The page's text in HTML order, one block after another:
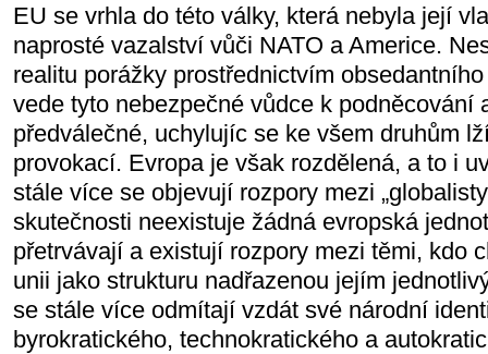
EU se vrhla do této války, která nebyla její
naprosté vazalství vůči NATO a Americe.
realitu porážky prostřednictvím
vede tyto nebezpečné vůdce k podněcování
předválečné, uchylujíc se ke všem druhům
provokací. Evropa je však rozdělená, a to i
stále více se objevují rozpory mezi
skutečnosti neexistuje žádná evropská
přetrvávají a existují rozpory mezi těmi, kdo
unii jako strukturu nadřazenou jejím
se stále více odmítají vzdát své národní
byrokratického, technokratického a